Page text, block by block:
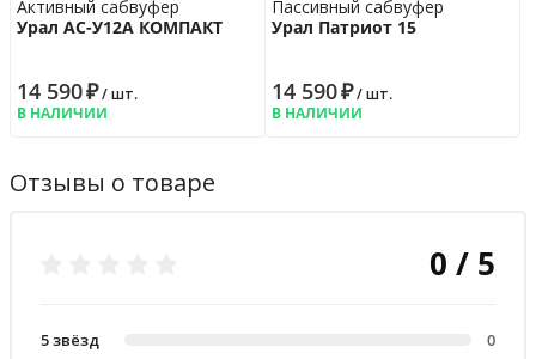
Активный сабвуфер
Урал АС-У12А КОМПАКТ
14 590₽/ шт.
В НАЛИЧИИ
Пассивный сабвуфер
Урал Патриот 15
14 590₽/ шт.
В НАЛИЧИИ
Отзывы о товаре
0 / 5
5 звёзд
0